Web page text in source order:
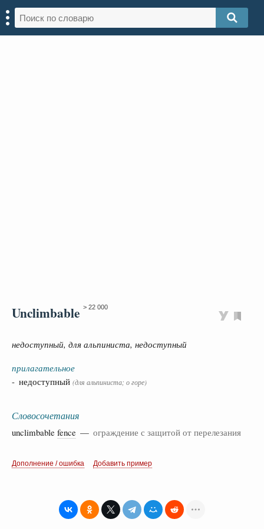
Unclimbable > 22 000
недоступный, для альпиниста, недоступный
прилагательное
- недоступный (для альпиниста; о горе)
Словосочетания
unclimbable fence — ограждение с защитой от перелезания
Дополнение / ошибка Добавить пример